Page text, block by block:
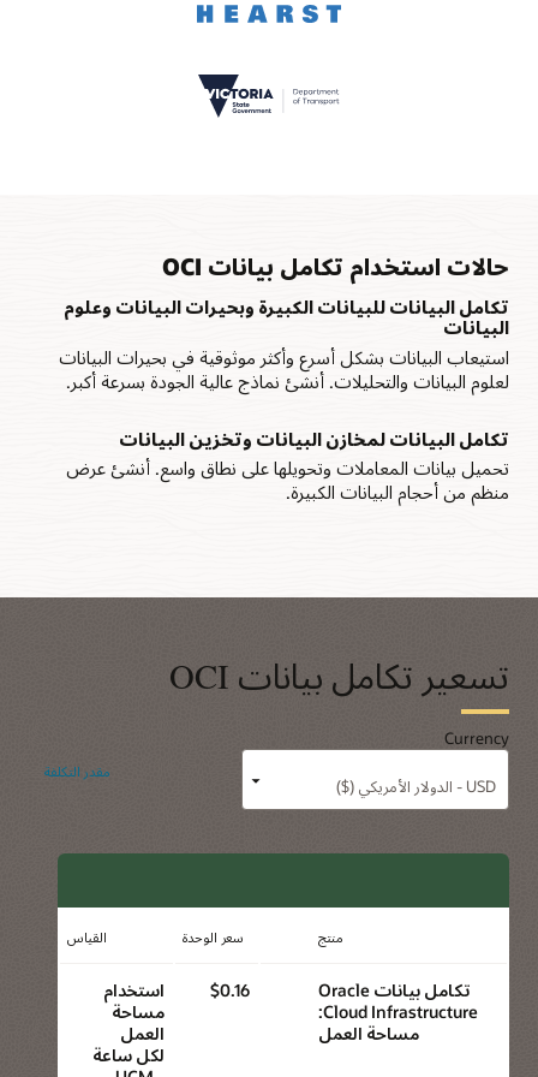
حالات استخدام تكامل بيانات OCI
تكامل البيانات للبيانات الكبيرة وبحيرات البيانات وعلوم
البيانات
استيعاب البيانات بشكل أسرع وأكثر موثوقية في بحيرات البيانات
لعلوم البيانات والتحليلات. أنشئ نماذج عالية الجودة بسرعة أكبر.
تكامل البيانات لمخازن البيانات وتخزين البيانات
تحميل بيانات المعاملات وتحويلها على نطاق واسع. أنشئ عرض
منظم من أحجام البيانات الكبيرة.
تسعير تكامل بيانات OCI
Currency
مقدر التكلفة
منتج سعر الوحدة القياس
تكامل بيانات Oracle
Cloud Infrastructure:
مساحة العمل
$0.16
استخدام
مساحة
العمل
لكل ساعة